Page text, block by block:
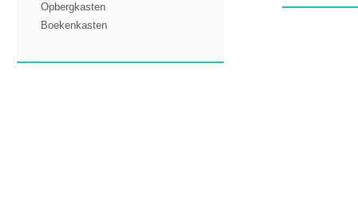
Opbergkasten
Boekenkasten